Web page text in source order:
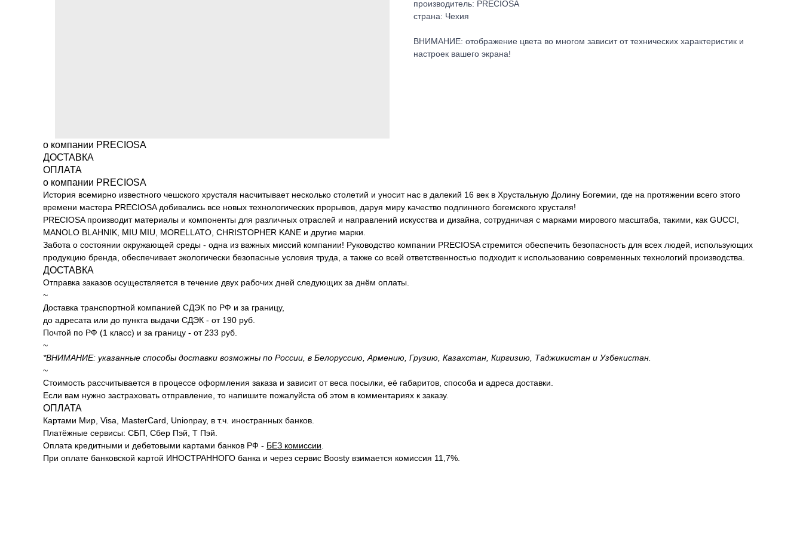
производитель: PRECIOSA
страна: Чехия
ВНИМАНИЕ: отображение цвета во многом зависит от технических характеристик и
настроек вашего экрана!
о компании PRECIOSA
ДОСТАВКА
ОПЛАТА
о компании PRECIOSA
История всемирно известного чешского хрусталя насчитывает несколько столетий и уносит нас в далекий 16 век в Хрустальную Долину Богемии, где на протяжении всего этого
времени мастера PRECIOSA добивались все новых технологических прорывов, даруя миру качество подлинного богемского хрусталя!
PRECIOSA производит материалы и компоненты для различных отраслей и направлений искусства и дизайна, сотрудничая с марками мирового масштаба, такими, как GUCCI,
MANOLO BLAHNIK, MIU MIU, MORELLATO, CHRISTOPHER KANE и другие марки.
Забота о состоянии окружающей среды - одна из важных миссий компании! Руководство компании PRECIOSA стремится обеспечить безопасность для всех людей, использующих
продукцию бренда, обеспечивает экологически безопасные условия труда, а также со всей ответственностью подходит к использованию современных технологий производства.
ДОСТАВКА
Отправка заказов осуществляется в течение двух рабочих дней следующих за днём оплаты.
~
Доставка транспортной компанией СДЭК по РФ и за границу,
до адресата или до пункта выдачи СДЭК - от 190 руб.
Почтой по РФ (1 класс) и за границу - от 233 руб.
~
*ВНИМАНИЕ: указанные способы доставки возможны по России, в Белоруссию, Армению, Грузию, Казахстан, Киргизию, Таджикистан и Узбекистан.
~
Стоимость рассчитывается в процессе оформления заказа и зависит от веса посылки, её габаритов, способа и адреса доставки.
Если вам нужно застраховать отправление, то напишите пожалуйста об этом в комментариях к заказу.
ОПЛАТА
Картами Мир, Visa, MasterCard, Unionpay, в т.ч. иностранных банков.
Платёжные сервисы: СБП, Сбер Пэй, Т Пэй.
Оплата кредитными и дебетовыми картами банков РФ - БЕЗ комиссии
При оплате банковской картой ИНОСТРАННОГО банка и через сервис Boosty взимается комиссия 11,7%.